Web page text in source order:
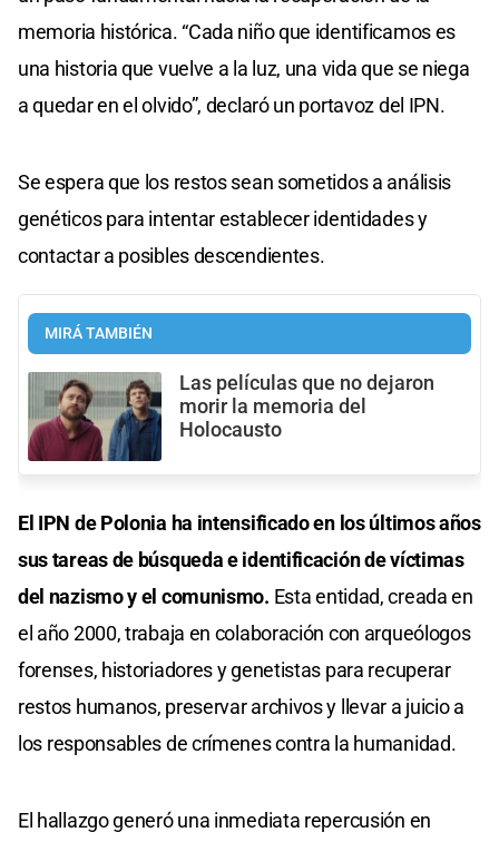
memoria histórica. “Cada niño que identificamos es
una historia que vuelve a la luz, una vida que se niega
a quedar en el olvido”, declaró un portavoz del IPN.
Se espera que los restos sean sometidos a análisis
genéticos para intentar establecer identidades y
contactar a posibles descendientes.
MIRÁ TAMBIÉN
Las películas que no dejaron
morir la memoria del
Holocausto
El IPN de Polonia ha intensificado en los últimos años
sus tareas de búsqueda e identificación de víctimas
del nazismo y el comunismo. Esta entidad, creada en
el año 2000, trabaja en colaboración con arqueólogos
forenses, historiadores y genetistas para recuperar
restos humanos, preservar archivos y llevar a juicio a
los responsables de crímenes contra la humanidad.
El hallazgo generó una inmediata repercusión en